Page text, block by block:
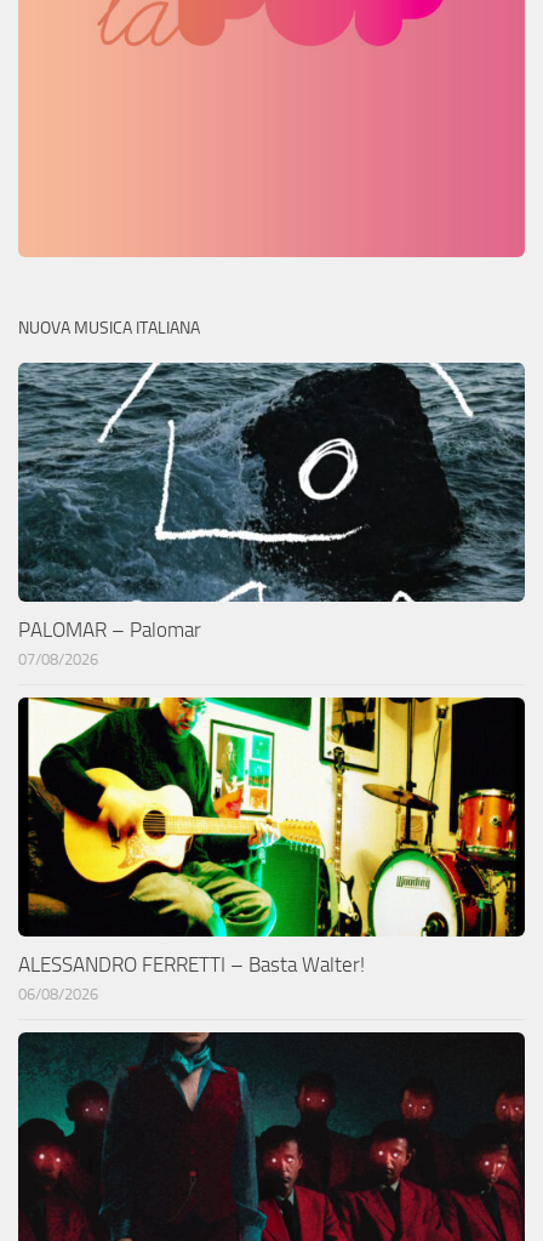
NUOVA MUSICA ITALIANA
PALOMAR – Palomar
07/08/2026
ALESSANDRO FERRETTI – Basta Walter!
06/08/2026